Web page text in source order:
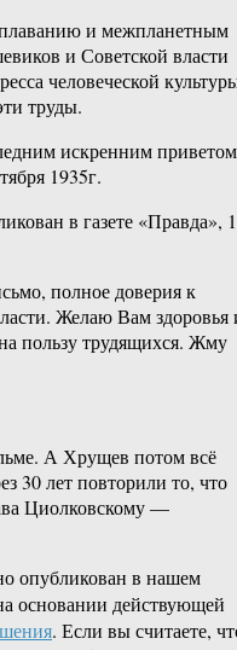
и межпланетным
и Советской власти
человеческой
труды.
искренним приветом
1935г.
в газете «Правда»,
полное доверия к
Желаю Вам здоровья
пользу трудящихся. Жму
А Хрущев потом всё
30 лет повторили то, что
Циолковскому —
опубликован в нашем
основании действующей
. Если вы считаете,